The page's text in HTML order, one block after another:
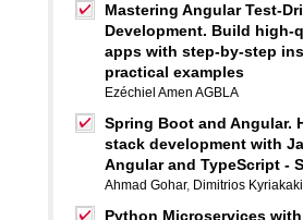
Mastering Angular Test-
Development. Build high-
apps with step-by-step
practical examples
Ezéchiel Amen AGBLA
Spring Boot and Angular.
stack development with
Angular and TypeScript -
Ahmad Gohar, Dimitrios
Python Microservices with